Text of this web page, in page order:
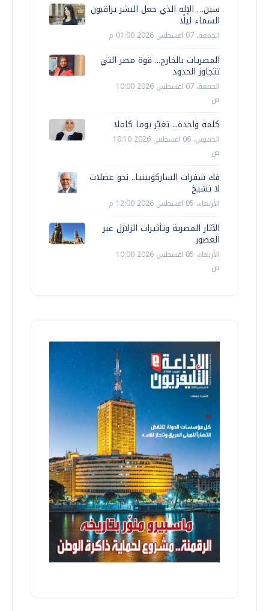
سين… الإله الذي جعل البشر يراقبون
السماء ليلًا
الجمعة، 07 اغسطس 2026 01:00 م
المصريات بالخارج... قوة مصر التي
تتجاوز الحدود
الجمعة، 07 اغسطس 2026 10:00
ص
كلمة واحدة... تغيّر يوما كاملا
الخميس، 06 اغسطس 2026 10:10
ص
فك شفرات الساركوبينيا.. نحو عضلات
لا تشيخ
الأربعاء، 05 اغسطس 2026 12:00 م
الآثار المصرية وتأثيرات الزلازل عبر
العصور
الأربعاء، 05 اغسطس 2026 10:00
ص